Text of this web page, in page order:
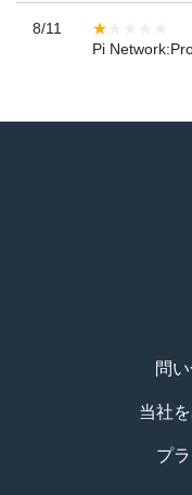
8/11
Pi
問
当社
プ